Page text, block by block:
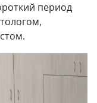
период